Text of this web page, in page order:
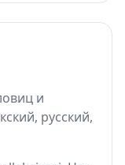
и
русский,